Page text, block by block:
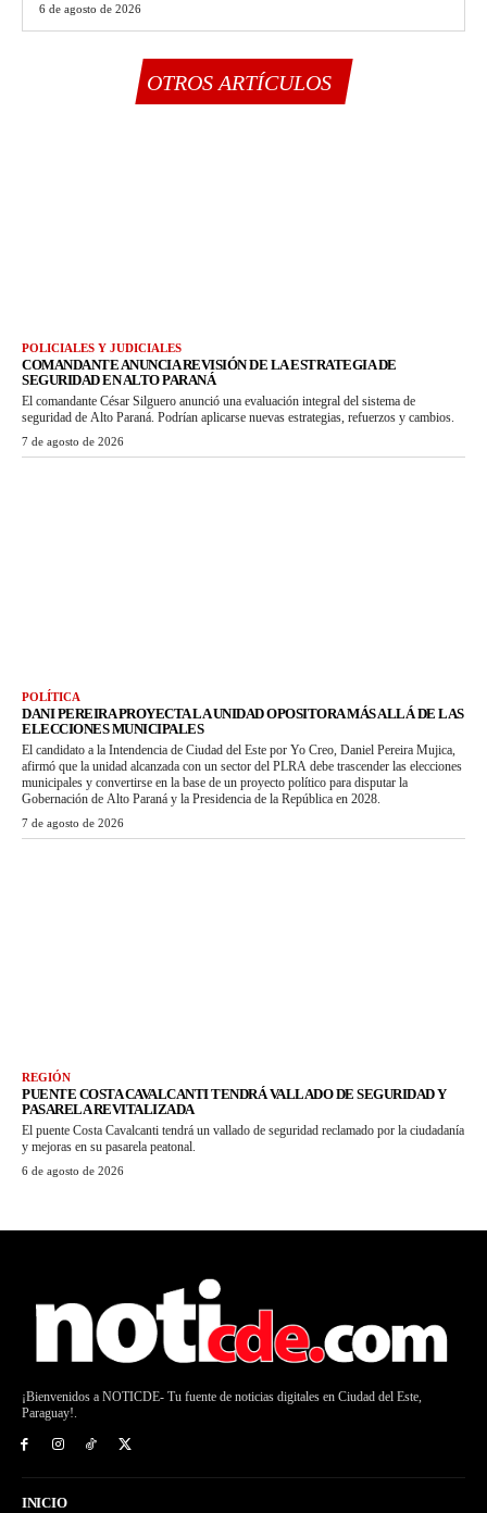
6 de agosto de 2026
OTROS ARTÍCULOS
POLICIALES Y JUDICIALES
COMANDANTE ANUNCIA REVISIÓN DE LA ESTRATEGIA DE
SEGURIDAD EN ALTO PARANÁ
El comandante César Silguero anunció una evaluación integral del sistema de
seguridad de Alto Paraná. Podrían aplicarse nuevas estrategias, refuerzos y cambios.
7 de agosto de 2026
POLÍTICA
DANI PEREIRA PROYECTA LA UNIDAD OPOSITORA MÁS ALLÁ DE LAS
ELECCIONES MUNICIPALES
El candidato a la Intendencia de Ciudad del Este por Yo Creo, Daniel Pereira Mujica,
afirmó que la unidad alcanzada con un sector del PLRA debe trascender las elecciones
municipales y convertirse en la base de un proyecto político para disputar la
Gobernación de Alto Paraná y la Presidencia de la República en 2028.
7 de agosto de 2026
REGIÓN
PUENTE COSTA CAVALCANTI TENDRÁ VALLADO DE SEGURIDAD Y
PASARELA REVITALIZADA
El puente Costa Cavalcanti tendrá un vallado de seguridad reclamado por la ciudadanía
y mejoras en su pasarela peatonal.
6 de agosto de 2026
¡Bienvenidos a NOTICDE- Tu fuente de noticias digitales en Ciudad del Este,
Paraguay!.
INICIO